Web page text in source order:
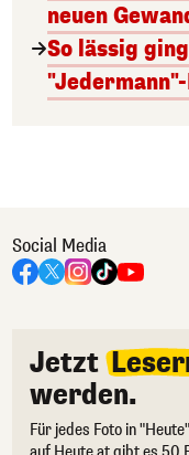
neuen
So lässig
Social Media
Jetzt
werden.
Für jedes Foto in